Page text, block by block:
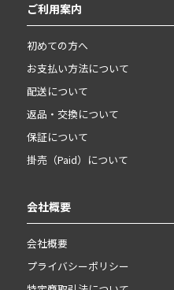
ご利用案内
初めての方へ
お支払い方法について
配送について
返品・交換について
保証について
掛売（Paid）について
会社概要
会社概要
プライバシーポリシー